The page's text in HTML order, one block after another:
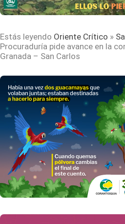
Estás leyendo Oriente Crítico »
Procuraduría pide avance en la
Granada – San Carlos